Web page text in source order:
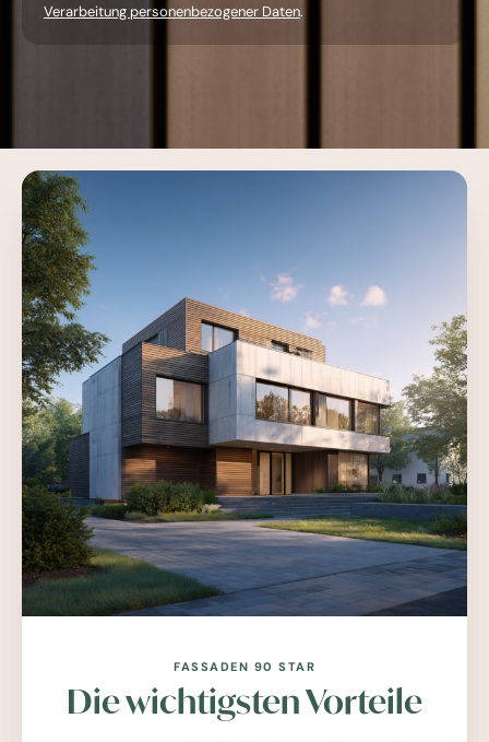
Verarbeitung personenbezogener Daten.
FASSADEN 90 STAR
Die wichtigsten Vorteile